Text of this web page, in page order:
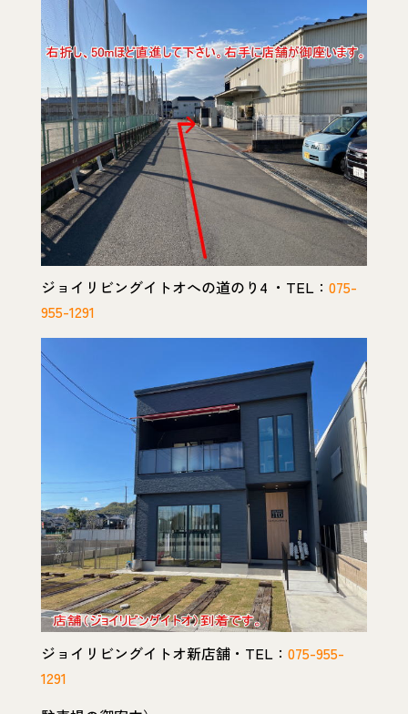
ジョイリビングイトオへの道のり4 ・TEL： 075-
955-1291
ジョイリビングイトオ新店舗・TEL： 075-955-
1291